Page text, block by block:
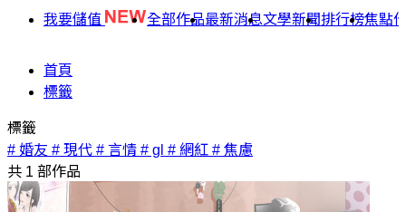
我要儲值 全部作品最新消息文學新聞排行榜焦點
首頁
標籤
標籤
# 婚友 # 現代 # 言情 # gl # 網紅 # 焦慮
共 1 部作品